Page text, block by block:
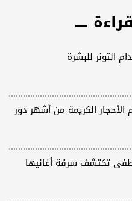
التونر للبشرة
الكريمة من أشهر دور